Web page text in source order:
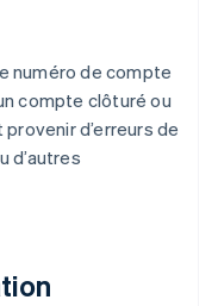
numéro de compte
compte clôturé ou
d’erreurs de
d’autres